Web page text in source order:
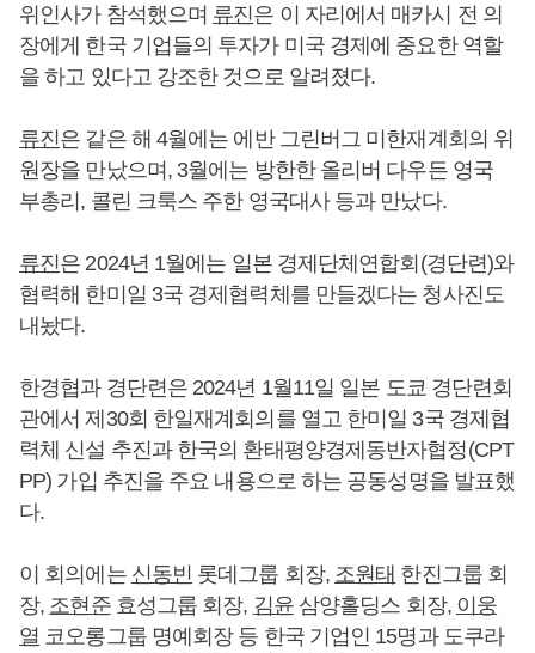
위인사가 참석했으며 류진은 이 자리에서 매카시 전 의
장에게 한국 기업들의 투자가 미국 경제에 중요한 역할
을 하고 있다고 강조한 것으로 알려졌다.
류진은 같은 해 4월에는 에반 그린버그 미한재계회의 위
원장을 만났으며, 3월에는 방한한 올리버 다우든 영국
부총리, 콜린 크룩스 주한 영국대사 등과 만났다.
류진은 2024년 1월에는 일본 경제단체연합회(경단련)와
협력해 한미일 3국 경제협력체를 만들겠다는 청사진도
내놨다.
한경협과 경단련은 2024년 1월11일 일본 도쿄 경단련회
관에서 제30회 한일재계회의를 열고 한미일 3국 경제협
력체 신설 추진과 한국의 환태평양경제동반자협정(CPT
PP) 가입 추진을 주요 내용으로 하는 공동성명을 발표했
다.
이 회의에는 신동빈 롯데그룹 회장, 조원태 한진그룹 회
장, 조현준효성그룹 회장, 김윤삼양홀딩스 회장, 이웅
열 코오롱그룹 명예회장 등 한국 기업인 15명과 도쿠라